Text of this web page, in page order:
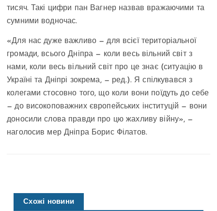
тисяч. Такі цифри пан Вагнер назвав вражаючими та
сумними водночас.
«Для нас дуже важливо — для всієї територіальної
громади, всього Дніпра — коли весь вільний світ з
нами, коли весь вільний світ про це знає (ситуацію в
Україні та Дніпрі зокрема, — ред.). Я спілкувався з
колегами стосовно того, що коли вони поїдуть до себе
— до високоповажних європейських інституцій — вони
доносили слова правди про цю жахливу війну», —
наголосив мер Дніпра Борис Філатов.
Схожі новини